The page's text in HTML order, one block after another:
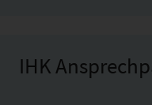
IHK